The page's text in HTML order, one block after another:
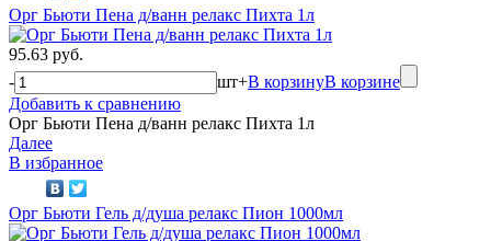
Орг Бьюти Пена д/ванн релакс Пихта 1л
95.63 руб.
-
шт+В корзинуВ корзине
Добавить к сравнению
Орг Бьюти Пена д/ванн релакс Пихта 1л
Далее
В избранное
Орг Бьюти Гель д/душа релакс Пион 1000мл